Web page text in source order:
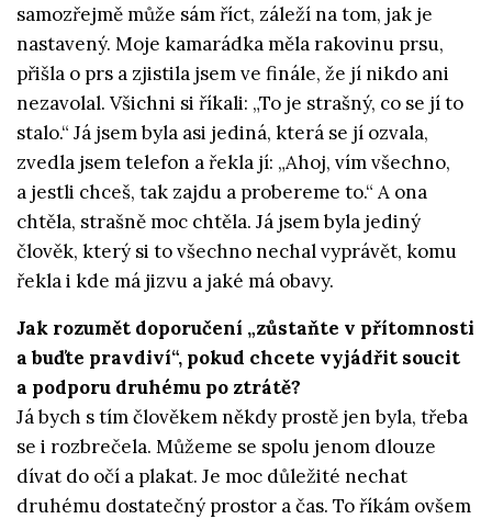
samozřejmě může sám říct, záleží na tom, jak je
nastavený. Moje kamarádka měla rakovinu prsu,
přišla o prs a zjistila jsem ve finále, že jí nikdo ani
nezavolal. Všichni si říkali: „To je strašný, co se jí to
stalo.“ Já jsem byla asi jediná, která se jí ozvala,
zvedla jsem telefon a řekla jí: „Ahoj, vím všechno,
a jestli chceš, tak zajdu a probereme to.“ A ona
chtěla, strašně moc chtěla. Já jsem byla jediný
člověk, který si to všechno nechal vyprávět, komu
řekla i kde má jizvu a jaké má obavy.
Jak rozumět doporučení „zůstaňte v přítomnosti
a buďte pravdiví“, pokud chcete vyjádřit soucit
a podporu druhému po ztrátě?
Já bych s tím člověkem někdy prostě jen byla, třeba
se i rozbrečela. Můžeme se spolu jenom dlouze
dívat do očí a plakat. Je moc důležité nechat
druhému dostatečný prostor a čas. To říkám ovšem